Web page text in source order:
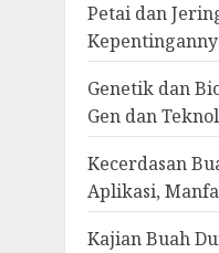
Petai dan
Genetik dan
Gen dan
Kecerdasan
Aplikasi,
Kajian Buah